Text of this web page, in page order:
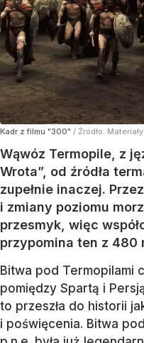
Kadr z filmu "300" / Źródło:
Wąwóz Termopile, z
Wrota”, od źródła
zupełnie inaczej.
i zmiany poziomu
przesmyk, więc
przypomina ten z 480
Bitwa pod Termopilami
pomiędzy Spartą i
to przeszła do historii
i poświęcenia. Bitwa